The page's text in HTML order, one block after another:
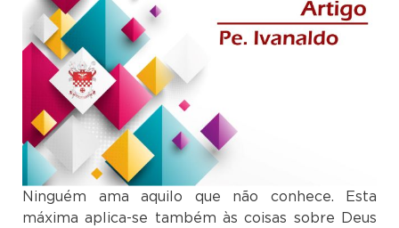
Ninguém ama aquilo que não conhece. Esta
máxima aplica-se também às coisas sobre Deus